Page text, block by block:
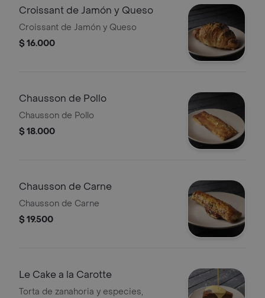
Croissant de Jamón y Queso
Croissant de Jamón y Queso
$ 16.000
Chausson de Pollo
Chausson de Pollo
$ 18.000
Chausson de Carne
Chausson de Carne
$ 19.500
Le Cake a la Carotte
Torta de zanahoria y especies,